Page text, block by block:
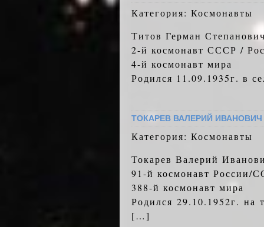
Категория: Космонавты
Титов Герман
2-й космонавт СССР /
4-й космонавт мира
Родился 11.09.1935г. в
ТОКАРЕВ ВАЛЕРИЙ ИВАНОВИЧ
Категория: Космонавты
Токарев Валерий
91-й космонавт России/
388-й космонавт мира
Родился 29.10.1952г. на
[…]